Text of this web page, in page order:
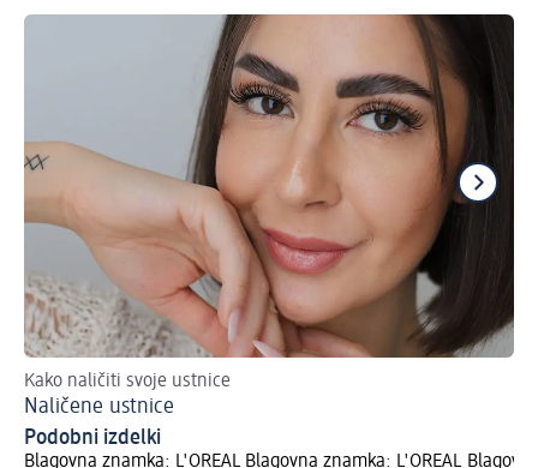
Kako naličiti svoje ustnice
Naličene ustnice
Podobni izdelki
Blagovna znamka: L'ORÉAL Blagovna znamka: L'ORÉAL